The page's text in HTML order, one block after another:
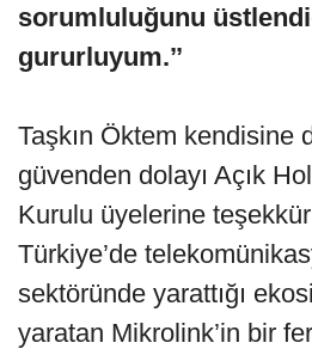
sorumluluğunu
gururluyum.’’
Taşkın Öktem kendisine
güvenden dolayı Açık
Kurulu üyelerine teşekkür
Türkiye’de
sektöründe yarattığı
yaratan Mikrolink’in bir